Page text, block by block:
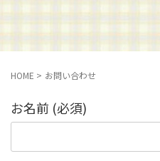
HOME > お問い合わせ
お名前 (必須)